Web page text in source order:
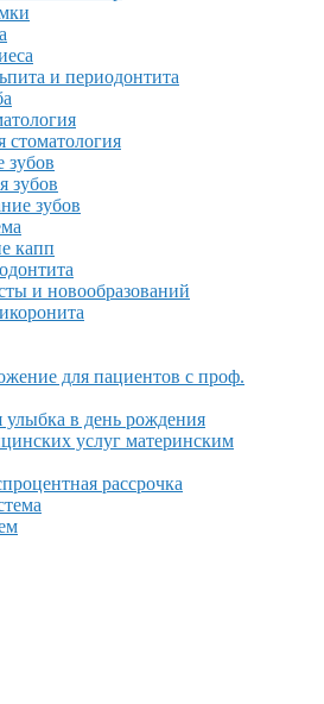
и периодонтита
стоматология
зубов
зубов
зубов
капп
и новообразований
для пациентов с проф.
улыбка в день рождения
услуг материнским
рассрочка